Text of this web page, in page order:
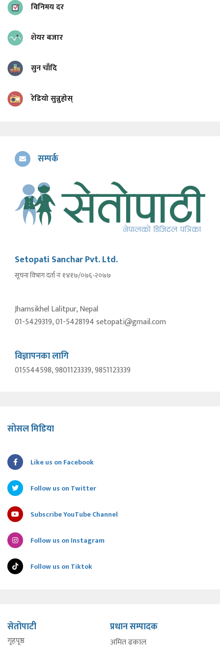
विनिमय दर
शेयर बजार
सुन चाँदि
रेडियो सुन्नुहोस्
सम्पर्क
Setopati Sanchar Pvt. Ltd.
सूचना विभाग दर्ता नंः १४१७/०७६-२०७७
Jhamsikhel Lalitpur, Nepal
01-5429319, 01-5428194 setopati@gmail.com
विज्ञापनका लागि
015544598, 9801123339, 9851123339
सोसल मिडिया
Like us on Facebook
Follow us on Twitter
Subscribe YouTube Channel
Follow us on Instagram
Follow us on Tiktok
सेतोपाटी
गृहपृष्ठ
प्रधान सम्पादक
अमित ढकाल